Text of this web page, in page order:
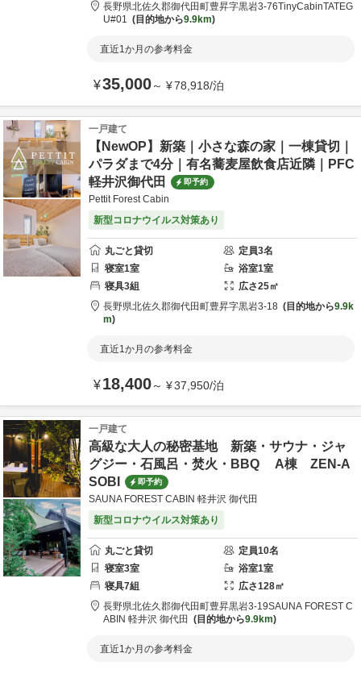
長野県北佐久郡御代田町豊昇字黒岩3-76TinyCabinTATEG
U#01
目的地から9.9km
直近1か月の参考料金
¥35,000～ ¥78,918/泊
一戸建て
【NewOP】新築｜小さな森の家｜一棟貸切｜
パラダまで4分｜有名蕎麦屋飲食店近隣｜PFC
軽井沢御代田
即予約
Pettit Forest Cabin
新型コロナウイルス対策あり
丸ごと貸切 定員3名
寝室1室 浴室1室
寝具3組 広さ25㎡
長野県北佐久郡御代田町豊昇字黒岩3‐18 目的地から9.9k
m
直近1か月の参考料金
¥18,400～ ¥37,950/泊
一戸建て
高級な大人の秘密基地 新築・サウナ・ジャ
グジー・石風呂・焚火・BBQ A棟 ZEN-A
SOBI
即予約
SAUNA FOREST CABIN 軽井沢 御代田
新型コロナウイルス対策あり
丸ごと貸切 定員10名
寝室3室 浴室1室
寝具7組 広さ128㎡
長野県北佐久郡御代田町豊昇黒岩3-19SAUNA FOREST C
ABIN 軽井沢 御代田
目的地から9.9km
直近1か月の参考料金